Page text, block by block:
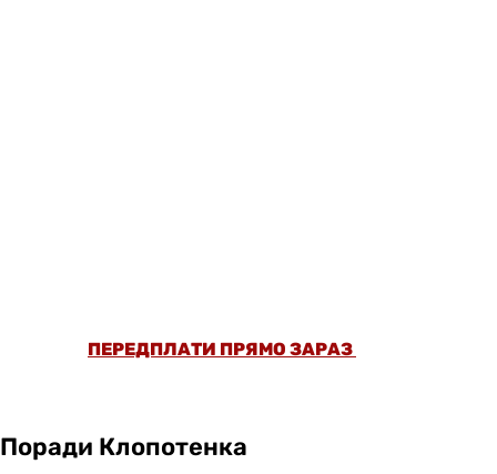
ПЕРЕДПЛАТИ ПРЯМО ЗАРАЗ
Поради Клопотенка